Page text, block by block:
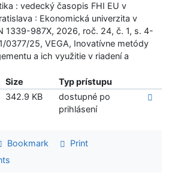
: vedecký časopis FHI EU v
: Ekonomická univerzita v
1339-987X, 2026, roč. 24, č. 1, s. 4-
0377/25, VEGA, Inovatívne metódy
a ich využitie v riadení a
Size
Typ prístupu
342.9 KB
dostupné po
prihlásení
Bookmark
Print